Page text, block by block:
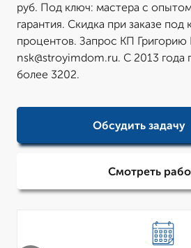
руб. Под ключ: мастера с
гарантия. Скидка при заказе под
процентов. Запрос КП Григорию
nsk@stroyimdom.ru. С 2013
более 3202.
Обсудить задачу
Смотреть